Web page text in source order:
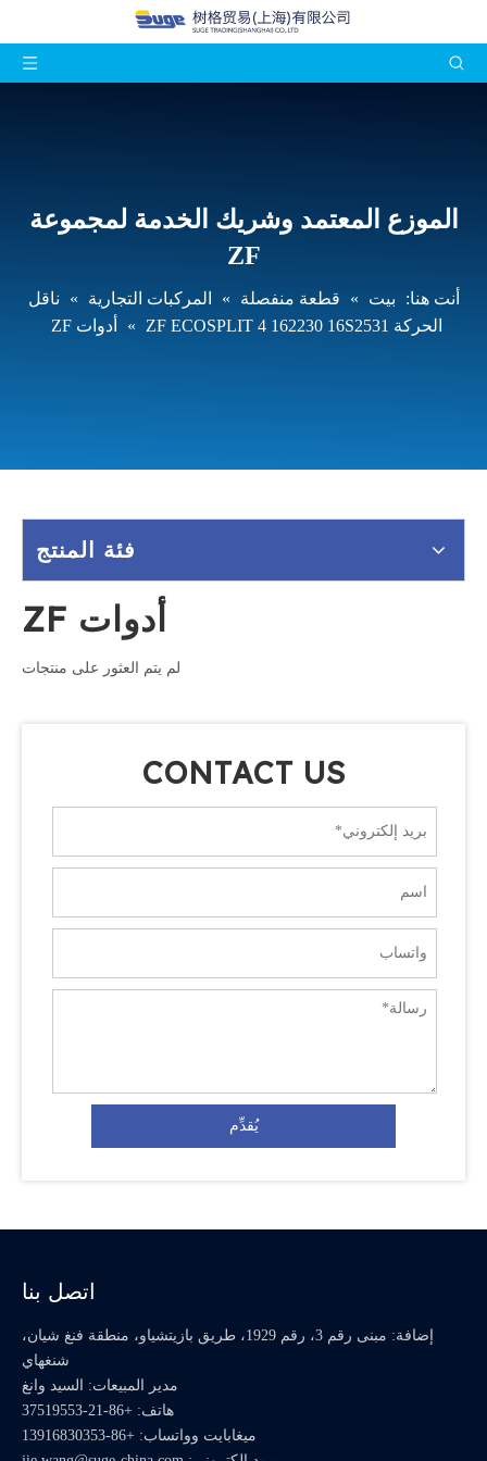
الموزع المعتمد وشريك الخدمة لمجموعة
ZF
أنت هنا: بيت » قطعة منفصلة » المركبات التجارية »
ناقل
الحركة ZF ECOSPLIT 4 162230 16S2531
» أدوات ZF
فئة المنتج
أدوات ZF
لم يتم العثور على منتجات
CONTACT US
يُقدِّم
اتصل بنا
إضافة: مبنى رقم 3، رقم 1929، طريق بازيتشياو، منطقة فنغ شيان،
شنغهاي
مدير المبيعات: السيد وانغ
هاتف: +86-21-37519553
ميغابايت وواتساب: +86-13916830353